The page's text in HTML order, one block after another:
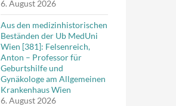
6. August 2026
Aus den medizinhistorischen
Beständen der Ub MedUni
Wien [381]: Felsenreich,
Anton – Professor für
Geburtshilfe und
Gynäkologe am Allgemeinen
Krankenhaus Wien
6. August 2026